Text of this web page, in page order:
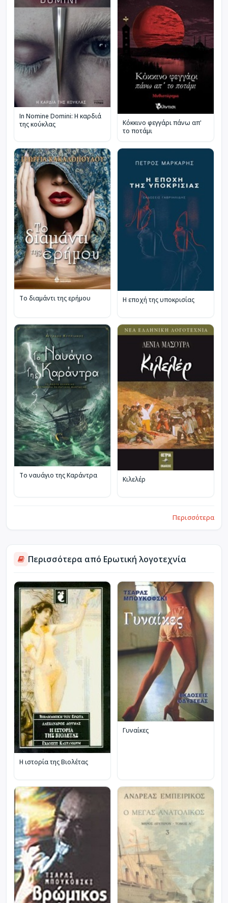
In Nomine Domini: Η καρδιά
της κούκλας
Κόκκινο φεγγάρι πάνω απ'
το ποτάμι
Το διαμάντι της ερήμου Η εποχή της υποκρισίας
Το ναυάγιο της Καράντρα Κιλελέρ
Περισσότερα
Περισσότερα από Ερωτική λογοτεχνία
Η ιστορία της Βιολέτας
Γυναίκες